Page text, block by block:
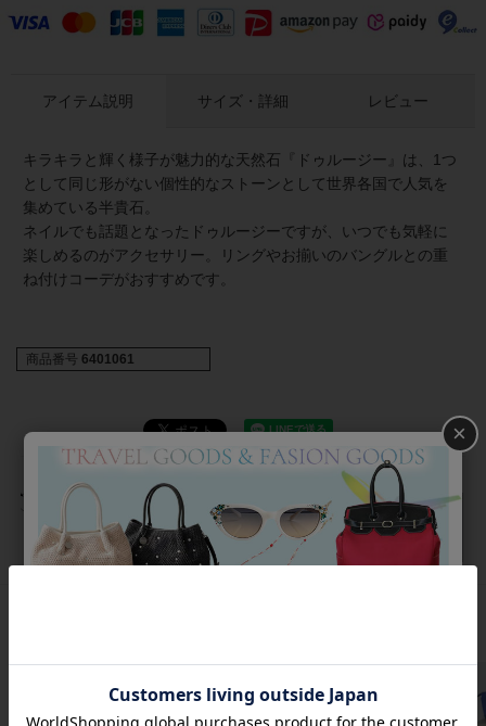
アイテム説明
キラキラと輝く様子が魅力的な天然石『ドゥルージー』は、1つ
として同じ形がない個性的なストーンとして世界各国で人気を
集めている半貴石。
ネイルでも話題となったドゥルージーですが、いつでも気軽に
楽しめるのがアクセサリー。リングやお揃いのバングルとの重
ね付けコーデがおすすめです。
サイズ・詳細 レビュー
商品番号 6401061
返品について
×